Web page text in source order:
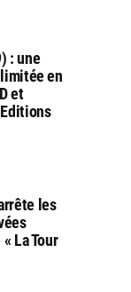
: une
en
et
Editions
les
La Tour